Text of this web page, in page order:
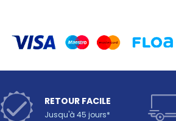
RETOUR FACILE
Jusqu'à 45 jours*